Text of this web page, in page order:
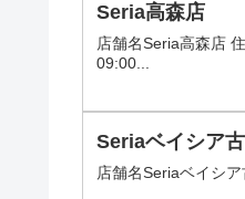
Seria高森店
店舗名Seria高森店
09:00...
Seriaベイシア
店舗名Seriaベイシ